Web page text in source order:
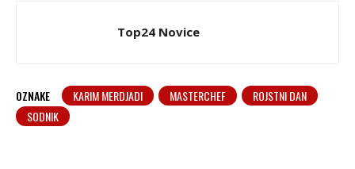
Top24 Novice
OZNAKE KARIM MERDJADI MASTERCHEF
ROJSTNI DAN
SODNIK